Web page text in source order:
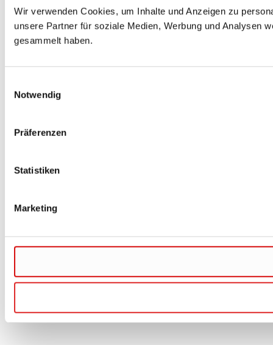
Wir verwenden Cookies, um Inhalte und Anzeigen zu
unsere Partner für soziale Medien, Werbung und Analysen
gesammelt haben.
Notwendig
Präferenzen
Statistiken
Marketing